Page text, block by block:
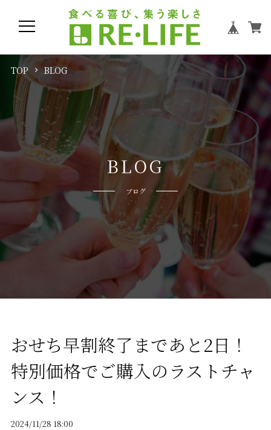
BLOG
ブログ
TOP BLOG
おせち早割終了まであと2日！
特別価格でご購入のラストチャ
ンス！
2024/11/28 18:00